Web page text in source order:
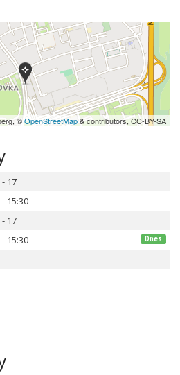
©OpenStreetMap& contributors, CC-BY-SA
- 17
- 15:30
- 17
- 15:30 Dnes